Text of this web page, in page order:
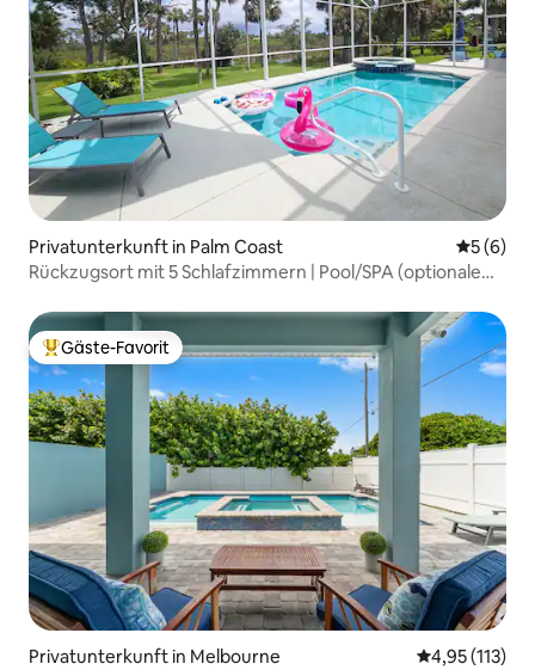
Privatunterkunft in Palm Coast
5 (6)
Rückzugsort mit 5 Schlafzimmern | Pool/SPA (optionale
Beliebter Gäste-Favorit.
Gäste-Favorit
Privatunterkunft in Melbourne
4,95 (113)